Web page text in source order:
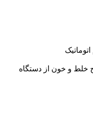
خلط و خون از دستگاه